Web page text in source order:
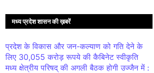
मध्य प्रदेश शासन की ख़बरें
प्रदेश के विकास और जन-कल्याण को गति देने के
लिए 30,055 करोड़ रूपये की कैबिनेट स्वीकृति
मध्य क्षेत्रीय परिषद् की अगली बैठक होगी उज्जैन में :